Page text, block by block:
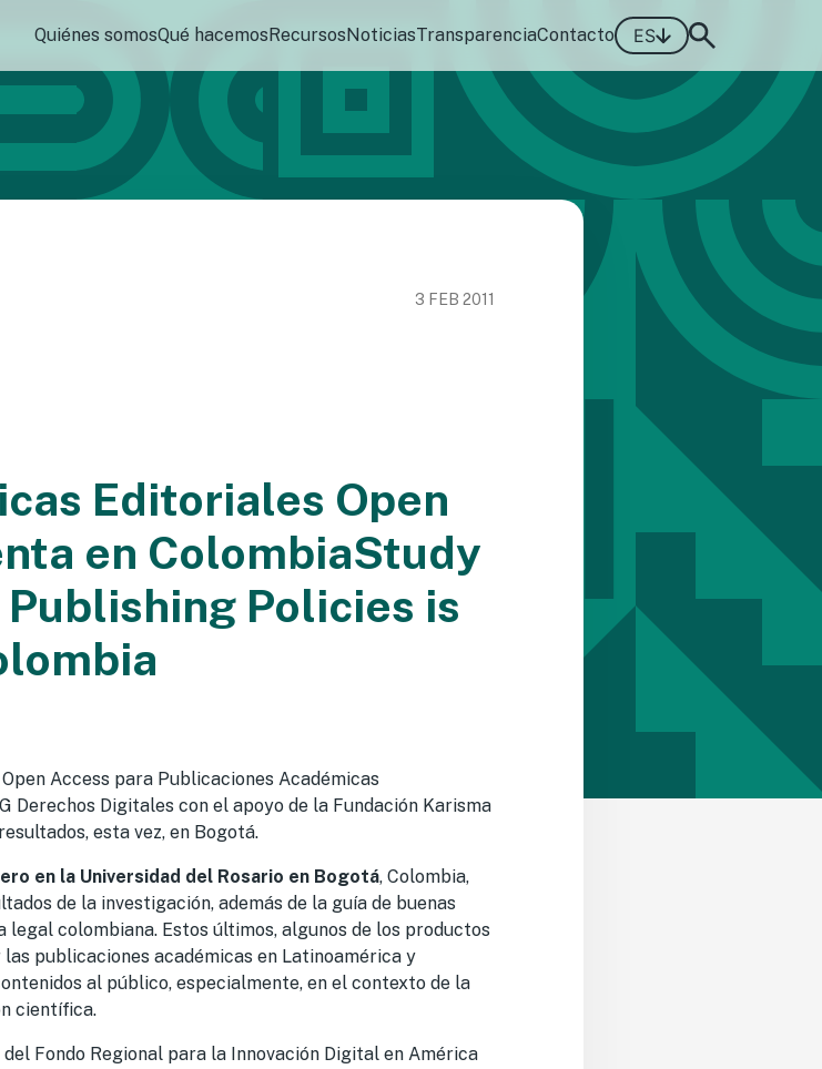
Quiénes somosQué hacemosRecursosNoticiasTransparenciaContacto ES
3 FEB 2011
Editoriales Open
en ColombiaStudy
Publishing Policies is
Access para Publicaciones Académicas
Derechos Digitales con el apoyo de la Fundación Karisma
esta vez, en Bogotá.
en la Universidad del Rosario en Bogotá, Colombia,
de la investigación, además de la guía de buenas
colombiana. Estos últimos, algunos de los productos
publicaciones académicas en Latinoamérica y
al público, especialmente, en el contexto de la
científica.
Fondo Regional para la Innovación Digital en América